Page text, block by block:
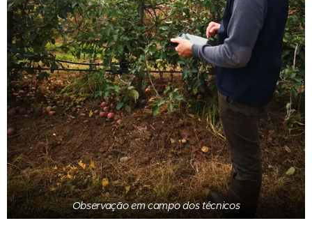
Observação em campo dos técnicos